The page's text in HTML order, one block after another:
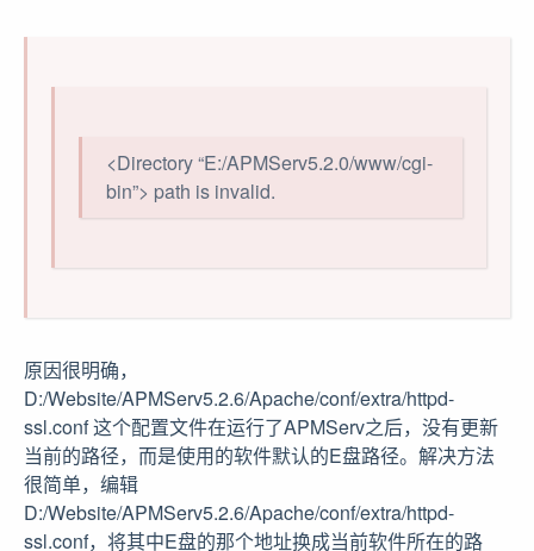
<Directory “E:/APMServ5.2.0/www/cgi-
bin”> path is invalid.
原因很明确，
D:/Website/APMServ5.2.6/Apache/conf/extra/httpd-
ssl.conf 这个配置文件在运行了APMServ之后，没有更新
当前的路径，而是使用的软件默认的E盘路径。解决方法
很简单，编辑
D:/Website/APMServ5.2.6/Apache/conf/extra/httpd-
ssl.conf，将其中E盘的那个地址换成当前软件所在的路